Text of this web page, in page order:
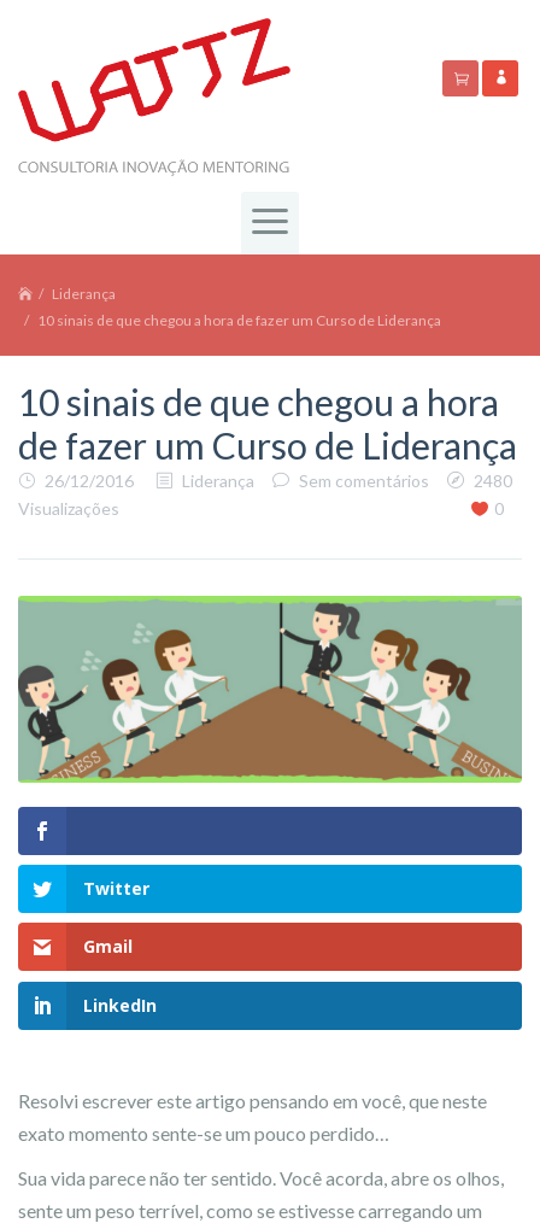
Liderança
10 sinais de que chegou a hora de fazer um Curso de Liderança
10 sinais de que chegou a hora
de fazer um Curso de Liderança
26/12/2016 Liderança Sem comentários
2480
Visualizações
0
Twitter
Gmail
LinkedIn
Resolvi escrever este artigo pensando em você, que neste
exato momento sente-se um pouco perdido…
Sua vida parece não ter sentido. Você acorda, abre os olhos,
sente um peso terrível, como se estivesse carregando um